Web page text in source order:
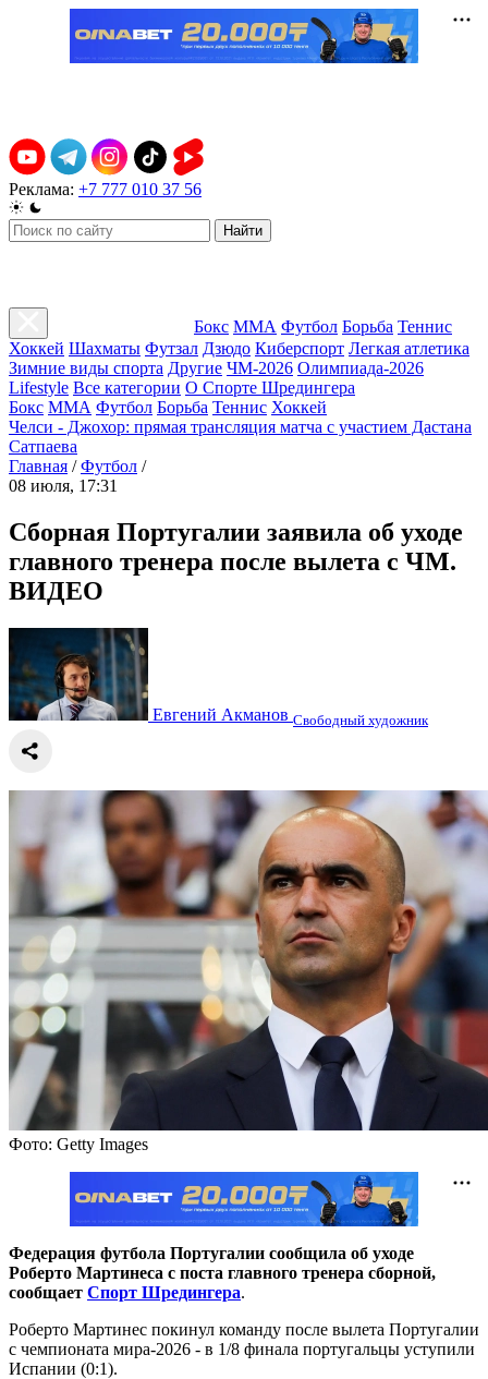
Реклама: +7 777 010 37 56
Найти
Бокс ММА Футбол Борьба Теннис
Хоккей Шахматы Футзал Дзюдо Киберспорт Легкая атлетика
Зимние виды спорта Другие ЧМ-2026 Олимпиада-2026
Lifestyle Все категории О Спорте Шредингера
Бокс ММА Футбол Борьба Теннис Хоккей
Челси - Джохор: прямая трансляция матча с участием Дастана
Сатпаева
Главная / Футбол /
08 июля, 17:31
Сборная Португалии заявила об уходе
главного тренера после вылета с ЧМ.
ВИДЕО
Евгений Акманов Свободный художник
Фото: Getty Images
Федерация футбола Португалии сообщила об уходе
Роберто Мартинеса с поста главного тренера сборной,
сообщает Спорт Шредингера.
Роберто Мартинес покинул команду после вылета Португалии
с чемпионата мира-2026 - в 1/8 финала португальцы уступили
Испании (0:1).